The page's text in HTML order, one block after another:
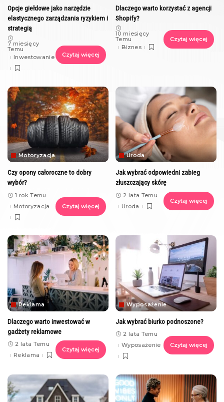
Opcje giełdowe jako narzędzie
elastycznego zarządzania ryzykiem i
strategią
7 miesięcy
Temu
Inwestowanie
Czytaj więcej
Dlaczego warto korzystać z agencji
Shopify?
10 miesięcy
Temu
Biznes
Czytaj więcej
Motoryzacja
Czy opony całoroczne to dobry
wybór?
1 rok Temu
Motoryzacja
Czytaj więcej
Uroda
Jak wybrać odpowiedni zabieg
złuszczający skórę
2 lata Temu
Uroda
Czytaj więcej
Reklama
Dlaczego warto inwestować w
gadżety reklamowe
2 lata Temu
Reklama
Czytaj więcej
Wyposażenie
Jak wybrać biurko podnoszone?
2 lata Temu
Wyposażenie
Czytaj więcej